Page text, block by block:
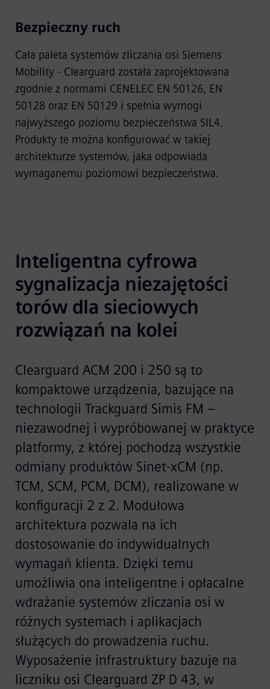
Bezpieczny ruch
Cała paleta systemów zliczania osi Siemens
Mobility - Clearguard została zaprojektowana
zgodnie z normami CENELEC EN 50126, EN
50128 oraz EN 50129 i spełnia wymogi
najwyższego poziomu bezpieczeństwa SIL4.
Produkty te można konfigurować w takiej
architekturze systemów, jaka odpowiada
wymaganemu poziomowi bezpieczeństwa.
Inteligentna cyfrowa
sygnalizacja niezajętości
torów dla sieciowych
rozwiązań na kolei
Clearguard ACM 200 i 250 są to
kompaktowe urządzenia, bazujące na
technologii Trackguard Simis FM –
niezawodnej i wypróbowanej w praktyce
platformy, z której pochodzą wszystkie
odmiany produktów Sinet-xCM (np.
TCM, SCM, PCM, DCM), realizowane w
konfiguracji 2 z 2. Modułowa
architektura pozwala na ich
dostosowanie do indywidualnych
wymagań klienta. Dzięki temu
umożliwia ona inteligentne i opłacalne
wdrażanie systemów zliczania osi w
różnych systemach i aplikacjach
służących do prowadzenia ruchu.
Wyposażenie infrastruktury bazuje na
liczniku osi Clearguard ZP D 43, w